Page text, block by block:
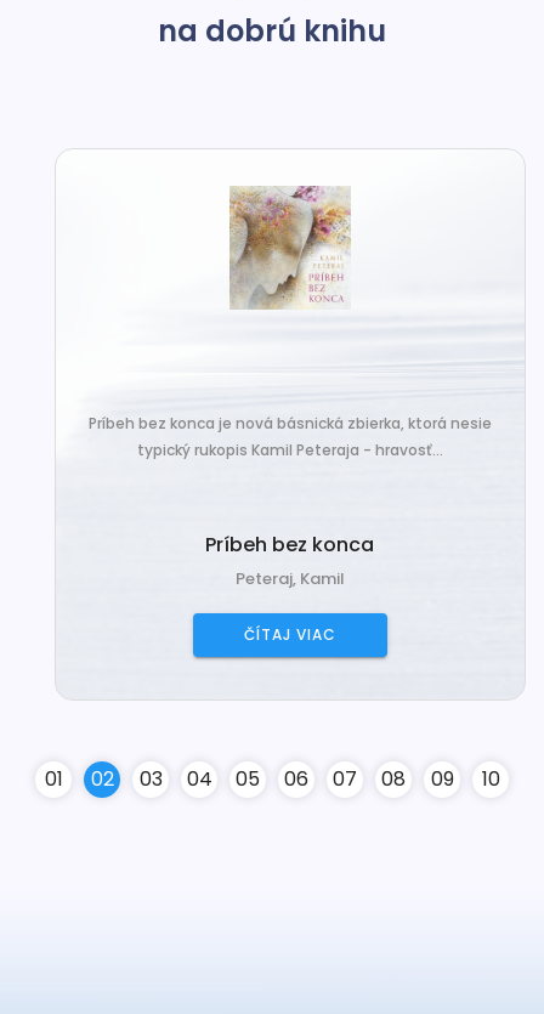
na dobrú knihu
Príbeh bez konca je nová básnická zbierka, ktorá nesie
typický rukopis Kamil Peteraja - hravosť...
Príbeh bez konca
Peteraj, Kamil
ČÍTAJ VIAC
01 02 03 04 05 06 07 08 09 10